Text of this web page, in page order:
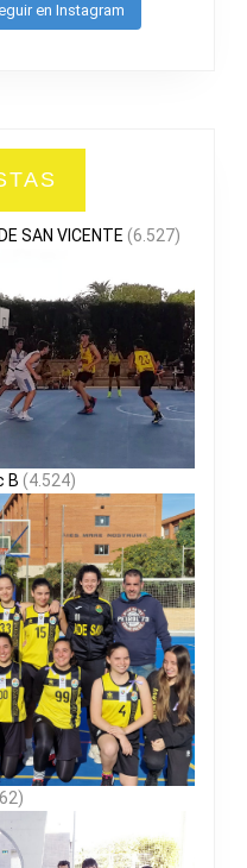
en Instagram
SAN VICENTE (6.527)
B (4.524)